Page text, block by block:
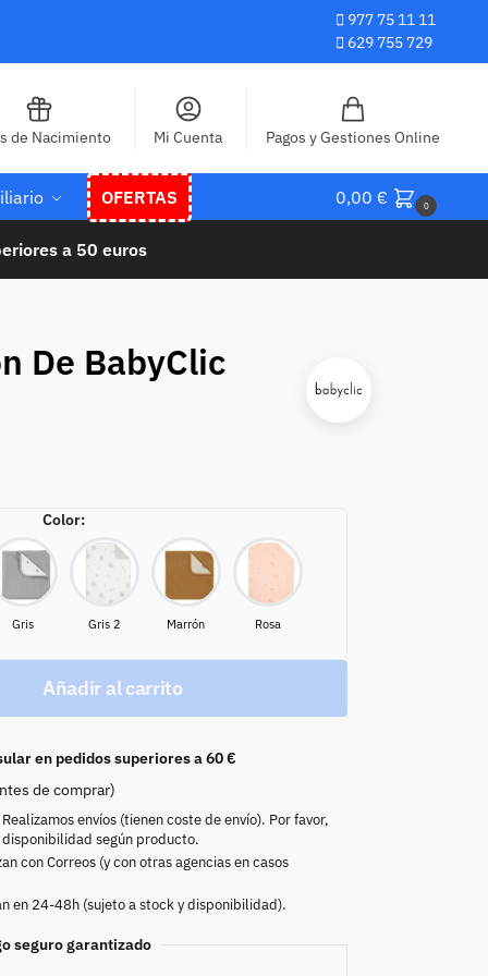
977 75 11 11
629 755 729
de Nacimiento Mi Cuenta Pagos y Gestiones Online
OFERTAS 0,00 € 0
a 50 euros
De BabyClic
Color:
Gris Gris 2 Marrón Rosa
Añadir al carrito
en pedidos superiores a 60 €
de comprar)
envíos (tienen coste de envío). Por favor,
según producto.
con Correos (y con otras agencias en casos
en 24-48h (sujeto a stock y disponibilidad).
seguro garantizado